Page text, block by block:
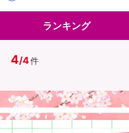
イオングル
資料
（無料
ランキング
4/4件